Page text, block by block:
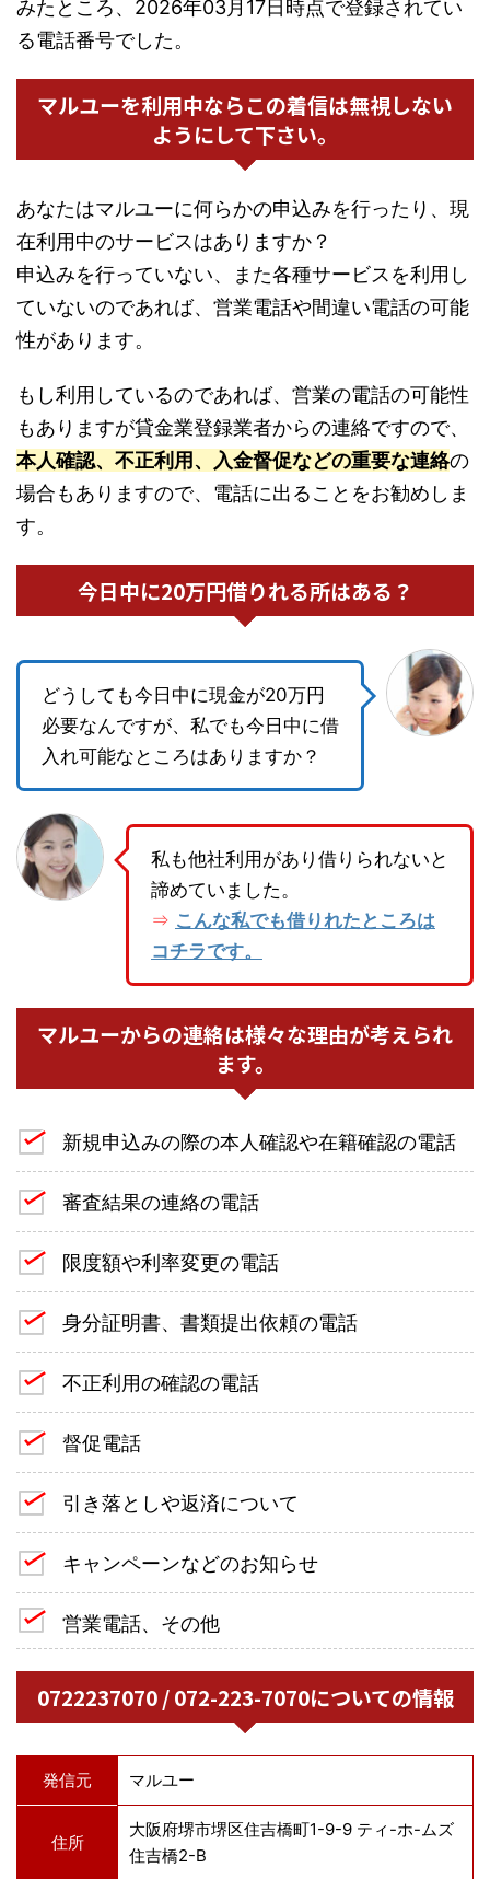
みたところ、2026年03月17日時点で登録されてい
る電話番号でした。
マルユーを利用中ならこの着信は無視しない
ようにして下さい。
あなたはマルユーに何らかの申込みを行ったり、現
在利用中のサービスはありますか？
申込みを行っていない、また各種サービスを利用し
ていないのであれば、営業電話や間違い電話の可能
性があります。
もし利用しているのであれば、営業の電話の可能性
もありますが貸金業登録業者からの連絡ですので、
本人確認、不正利用、入金督促などの重要な連絡の
場合もありますので、電話に出ることをお勧めしま
す。
今日中に20万円借りれる所はある？
どうしても今日中に現金が20万円
必要なんですが、私でも今日中に借
入れ可能なところはありますか？
私も他社利用があり借りられないと
諦めていました。
⇒ こんな私でも借りれたところは
コチラです。
マルユーからの連絡は様々な理由が考えられ
ます。
新規申込みの際の本人確認や在籍確認の電話
審査結果の連絡の電話
限度額や利率変更の電話
身分証明書、書類提出依頼の電話
不正利用の確認の電話
督促電話
引き落としや返済について
キャンペーンなどのお知らせ
営業電話、その他
0722237070 / 072-223-7070についての情報
発信元 マルユー
住所
大阪府堺市堺区住吉橋町1-9-9 ティ-ホ-ムズ
住吉橋2-B